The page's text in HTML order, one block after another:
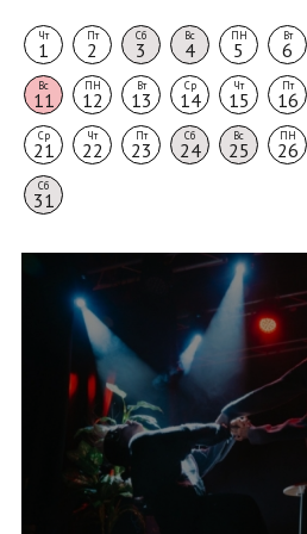
Чт
1
Пт
2
Сб
3
Вс
4
ПН
5
Вт
6
Вс
11
ПН
12
Вт
13
Ср
14
Чт
15
Пт
16
Ср
21
Чт
22
Пт
23
Сб
24
Вс
25
ПН
26
Сб
31